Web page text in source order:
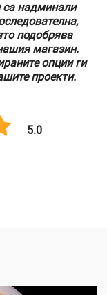
са надминали
подобрява
магазин.
опции ги
проекти.
5.0